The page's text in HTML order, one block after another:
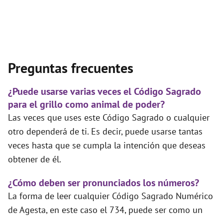
Preguntas frecuentes
¿Puede usarse varias veces el Código Sagrado
para el grillo como animal de poder?
Las veces que uses este Código Sagrado o cualquier
otro dependerá de ti. Es decir, puede usarse tantas
veces hasta que se cumpla la intención que deseas
obtener de él.
¿Cómo deben ser pronunciados los números?
La forma de leer cualquier Código Sagrado Numérico
de Agesta, en este caso el 734, puede ser como un